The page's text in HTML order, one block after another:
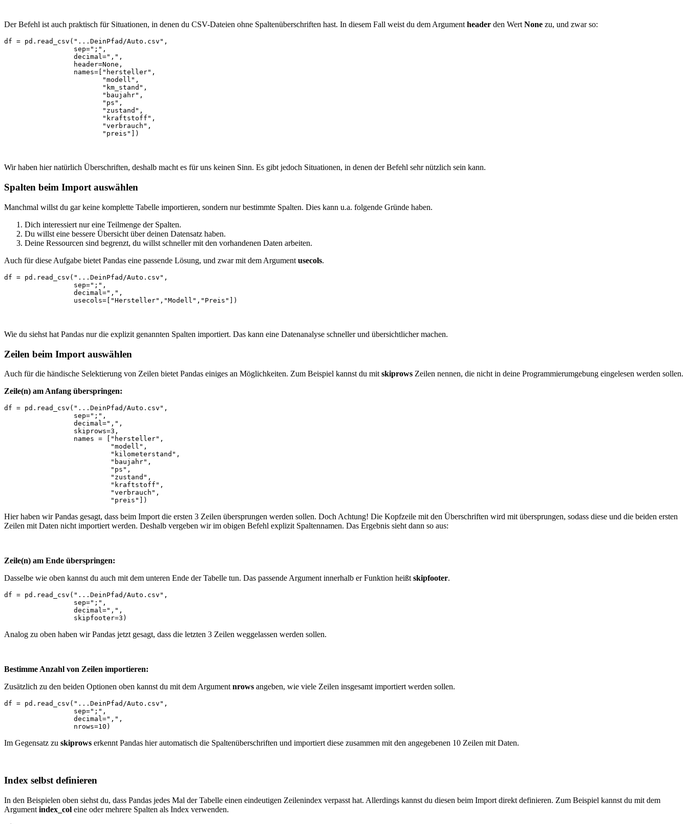
Der Befehl ist auch praktisch für Situationen, in denen du CSV-Dateien ohne Spaltenüberschriften hast. In diesem Fall weist du dem Argumentheader den WertNone zu, und zwar so:
df = pd.read_csv("...DeinPfad/Auto.csv",
                 sep=";",
                 decimal=",",
                 header=None,
                 names=["hersteller",
                        "modell",
                        "km_stand",
                        "baujahr",
                        "ps",
                        "zustand",
                        "kraftstoff",
                        "verbrauch",
                        "preis"])
Wir haben hier natürlich Überschriften, deshalb macht es für uns keinen Sinn. Es gibt jedoch Situationen, in denen der Befehl sehr nützlich sein kann.
Spalten beim Import auswählen
Manchmal willst du gar keine komplette Tabelle importieren, sondern nur bestimmte Spalten. Dies kann u.a. folgende Gründe haben.
Dich interessiert nur eine Teilmenge der Spalten.
Du willst eine bessere Übersicht über deinen Datensatz haben.
Deine Ressourcen sind begrenzt, du willst schneller mit den vorhandenen Daten arbeiten.
Auch für diese Aufgabe bietet Pandas eine passende Lösung, und zwar mit dem Argument usecols.
df = pd.read_csv("...DeinPfad/Auto.csv",
                 sep=";",
                 decimal=",",
                 usecols=["Hersteller","Modell","Preis"])
Wie du siehst hat Pandas nur die explizit genannten Spalten importiert. Das kann eine Datenanalyse schneller und übersichtlicher machen.
Zeilen beim Import auswählen
Auch für die händische Selektierung von Zeilen bietet Pandas einiges an Möglichkeiten. Zum Beispiel kannst du mit skiprows Zeilen nennen, die nicht in deine Programmierumgebung eingelesen werden sollen.
Zeile(n) am Anfang überspringen:
df = pd.read_csv("...DeinPfad/Auto.csv",
                 sep=";",
                 decimal=",",
                 skiprows=3,
                 names = ["hersteller",
                          "modell",
                          "kilometerstand",
                          "baujahr",
                          "ps",
                          "zustand",
                          "kraftstoff",
                          "verbrauch",
                          "preis"])
Hier haben wir Pandas gesagt, dass beim Import die ersten 3 Zeilen übersprungen werden sollen. Doch Achtung! Die Kopfzeile mit den Überschriften wird mit übersprungen, sodass diese und die beiden ersten
Zeilen mit Daten nicht importiert werden. Deshalb vergeben wir im obigen Befehl explizit Spaltennamen. Das Ergebnis sieht dann so aus:
Zeile(n) am Ende überspringen:
Dasselbe wie oben kannst du auch mit dem unteren Ende der Tabelle tun. Das passende Argument innerhalb er Funktion heißt skipfooter.
df = pd.read_csv("...DeinPfad/Auto.csv",
                 sep=";",
                 decimal=",",
                 skipfooter=3)
Analog zu oben haben wir Pandas jetzt gesagt, dass die letzten 3 Zeilen weggelassen werden sollen.
Bestimme Anzahl von Zeilen importieren:
Zusätzlich zu den beiden Optionen oben kannst du mit dem Argument nrows angeben, wie viele Zeilen insgesamt importiert werden sollen.
df = pd.read_csv("...DeinPfad/Auto.csv",
                 sep=";",
                 decimal=",",
                 nrows=10)
Im Gegensatz zu skiprows erkennt Pandas hier automatisch die Spaltenüberschriften und importiert diese zusammen mit den angegebenen 10 Zeilen mit Daten.
Index selbst definieren
In den Beispielen oben siehst du, dass Pandas jedes Mal der Tabelle einen eindeutigen Zeilenindex verpasst hat. Allerdings kannst du diesen beim Import direkt definieren. Zum Beispiel kannst du mit dem
Argument index_col eine oder mehrere Spalten als Index verwenden.